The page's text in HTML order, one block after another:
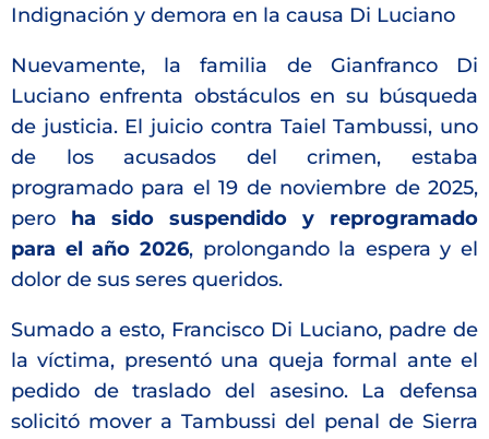
Indignación y demora en la causa Di Luciano
Nuevamente, la familia de Gianfranco Di
Luciano enfrenta obstáculos en su búsqueda
de justicia. El juicio contra Taiel Tambussi, uno
de los acusados del crimen, estaba
programado para el 19 de noviembre de 2025,
pero ha sido suspendido y reprogramado
para el año 2026, prolongando la espera y el
dolor de sus seres queridos.
Sumado a esto, Francisco Di Luciano, padre de
la víctima, presentó una queja formal ante el
pedido de traslado del asesino. La defensa
solicitó mover a Tambussi del penal de Sierra